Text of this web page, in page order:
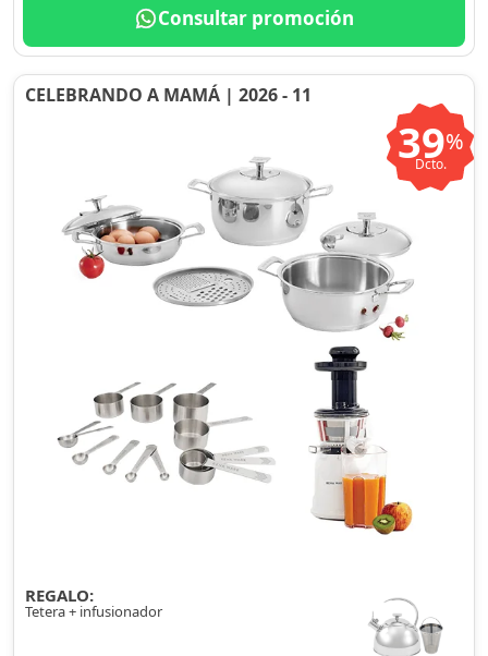
Consultar promoción
CELEBRANDO A MAMÁ | 2026 - 11
39%
Dcto.
REGALO:
Tetera + infusionador